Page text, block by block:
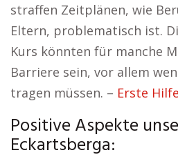
straffen Zeitplänen, wie
Eltern, problematisch ist.
Kurs könnten für manche
Barriere sein, vor allem
tragen müssen. – Erste
Positive Aspekte
Eckartsberga: